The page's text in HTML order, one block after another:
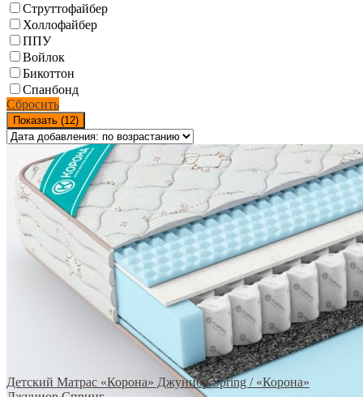
Струттофайбер
Холлофайбер
ППУ
Войлок
Бикоттон
Спанбонд
Сбросить
Показать (12)
Детский Матрас «Корона» Джуниор Spring / «Корона»